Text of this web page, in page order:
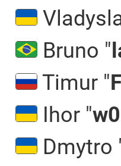
Bruno "
Timur "
Ihor "
Dmytro